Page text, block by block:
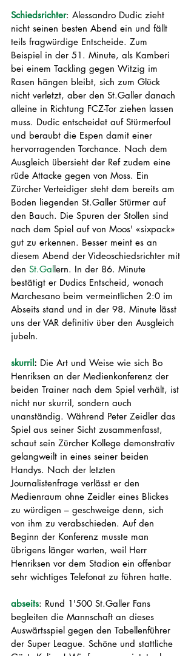
Schiedsrichter: Alessandro Dudic zieht
nicht seinen besten Abend ein und fällt
teils fragwürdige Entscheide. Zum
Beispiel in der 51. Minute, als Kamberi
bei einem Tackling gegen Witzig im
Rasen hängen bleibt, sich zum Glück
nicht verletzt, aber den St.Galler danach
alleine in Richtung FCZ-Tor ziehen lassen
muss. Dudic entscheidet auf Stürmerfoul
und beraubt die Espen damit einer
hervorragenden Torchance. Nach dem
Ausgleich übersieht der Ref zudem eine
rüde Attacke gegen von Moss. Ein
Zürcher Verteidiger steht dem bereits am
Boden liegenden St.Galler Stürmer auf
den Bauch. Die Spuren der Stollen sind
nach dem Spiel auf von Moos' «sixpack»
gut zu erkennen. Besser meint es an
diesem Abend der Videoschiedsrichter mit
den St.Gal lern. In der 86. Minute
bestätigt er Dudics Entscheid, wonach
Marchesano beim vermeintlichen 2:0 im
Abseits stand und in der 98. Minute lässt
uns der VAR definitiv über den Ausgleich
jubeln.
skurril : Die Art und Weise wie sich Bo
Henriksen an der Medienkonferenz der
beiden Trainer nach dem Spiel verhält, ist
nicht nur skurril, sondern auch
unanständig. Während Peter Zeidler das
Spiel aus seiner Sicht zusammenfasst,
schaut sein Zürcher Kollege demonstrativ
gelangweilt in eines seiner beiden
Handys. Nach der letzten
Journalistenfrage verlässt er den
Medienraum ohne Zeidler eines Blickes
zu würdigen – geschweige denn, sich
von ihm zu verabschieden. Auf den
Beginn der Konferenz musste man
übrigens länger warten, weil Herr
Henriksen vor dem Stadion ein offenbar
sehr wichtiges Telefonat zu führen hatte.
abseits: Rund 1'500 St.Galler Fans
begleiten die Mannschaft an dieses
Auswärtsspiel gegen den Tabellenführer
der Super League. Schöne und stattliche